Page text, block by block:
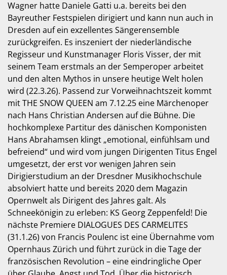
Wagner hatte Daniele Gatti u.a. bereits bei den
Bayreuther Festspielen dirigiert und kann nun auch in
Dresden auf ein exzellentes Sängerensemble
zurückgreifen. Es inszeniert der niederländische
Regisseur und Kunstmanager Floris Visser, der mit
seinem Team erstmals an der Semperoper arbeitet
und den alten Mythos in unsere heutige Welt holen
wird (22.3.26). Passend zur Vorweihnachtszeit kommt
mit THE SNOW QUEEN am 7.12.25 eine Märchenoper
nach Hans Christian Andersen auf die Bühne. Die
hochkomplexe Partitur des dänischen Komponisten
Hans Abrahamsen klingt „emotional, einfühlsam und
befreiend“ und wird vom jungen Dirigenten Titus Engel
umgesetzt, der erst vor wenigen Jahren sein
Dirigierstudium an der Dresdner Musikhochschule
absolviert hatte und bereits 2020 dem Magazin
Opernwelt als Dirigent des Jahres galt. Als
Schneekönigin zu erleben: KS Georg Zeppenfeld! Die
nächste Premiere DIALOGUES DES CARMELITES
(31.1.26) von Francis Poulenc ist eine Übernahme vom
Opernhaus Zürich und führt zurück in die Tage der
französischen Revolution – eine eindringliche Oper